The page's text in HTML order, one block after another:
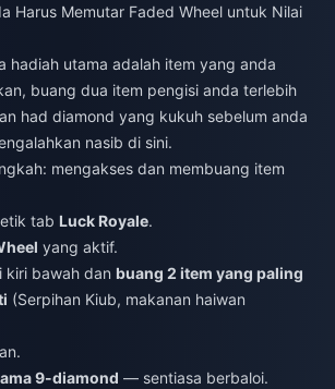
Harus Memutar Faded Wheel untuk Nilai
hadiah utama adalah item yang anda
buang dua item pengisi anda terlebih
had diamond yang kukuh sebelum anda
nasib di sini.
mengakses dan membuang item
tab Luck Royale.
yang aktif.
kiri bawah dan buang 2 item yang paling
(Serpihan Kiub, makanan haiwan
9-diamond — sentiasa berbaloi.